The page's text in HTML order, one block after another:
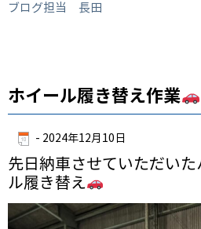
ブログ担当 長田
ホイール履き替え作業
- 2024年12月10日
先日納車させていただい
ル履き替え